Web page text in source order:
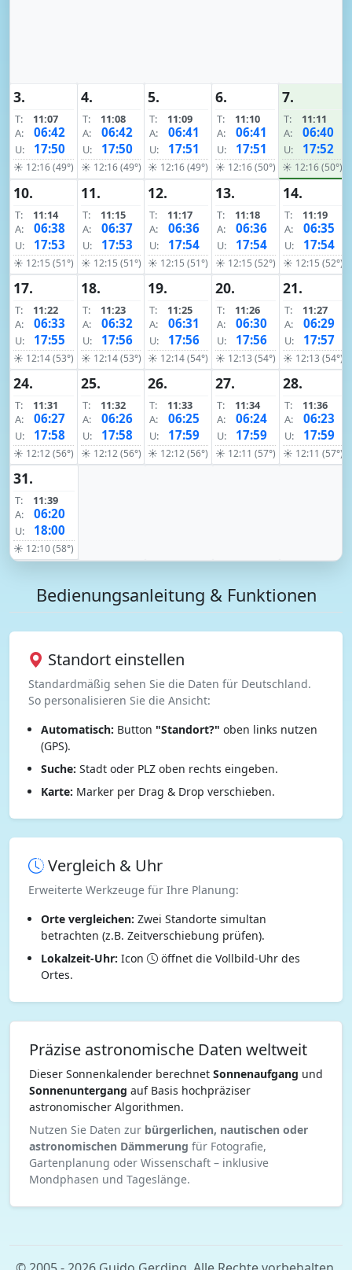
3.
T:
11:07
A:
06:42
U: 17:50
☀ 12:16 (49°)
4.
T:
11:08
A:
06:42
U: 17:50
☀ 12:16 (49°)
5.
T:
11:09
A:
06:41
U: 17:51
☀ 12:16 (49°)
6.
T:
11:10
A:
06:41
U: 17:51
☀ 12:16 (50°)
7.
T:
11:11
A:
06:40
U: 17:52
☀ 12:16 (50°)
10.
T:
11:14
A:
06:38
U: 17:53
☀ 12:15 (51°)
11.
T:
11:15
A:
06:37
U: 17:53
☀ 12:15 (51°)
12.
T:
11:17
A:
06:36
U: 17:54
☀ 12:15 (51°)
13.
T:
11:18
A:
06:36
U: 17:54
☀ 12:15 (52°)
14.
T:
11:19
A:
06:35
U: 17:54
☀ 12:15 (52°)
17.
T:
11:22
A:
06:33
U: 17:55
☀ 12:14 (53°)
18.
T:
11:23
A:
06:32
U: 17:56
☀ 12:14 (53°)
19.
T:
11:25
A:
06:31
U: 17:56
☀ 12:14 (54°)
20.
T:
11:26
A:
06:30
U: 17:56
☀ 12:13 (54°)
21.
T:
11:27
A:
06:29
U: 17:57
☀ 12:13 (54°)
24.
T:
11:31
A:
06:27
U: 17:58
☀ 12:12 (56°)
25.
T:
11:32
A:
06:26
U: 17:58
☀ 12:12 (56°)
26.
T:
11:33
A:
06:25
U: 17:59
☀ 12:12 (56°)
27.
T:
11:34
A:
06:24
U: 17:59
☀ 12:11 (57°)
28.
T:
11:36
A:
06:23
U: 17:59
☀ 12:11 (57°)
31.
T:
11:39
A:
06:20
U: 18:00
☀ 12:10 (58°)
Bedienungsanleitung & Funktionen
Standort einstellen
Standardmäßig sehen Sie die Daten für Deutschland.
So personalisieren Sie die Ansicht:
Automatisch: Button "Standort?" oben links nutzen
(GPS).
Suche: Stadt oder PLZ oben rechts eingeben.
Karte: Marker per Drag & Drop verschieben.
Vergleich & Uhr
Erweiterte Werkzeuge für Ihre Planung:
Orte vergleichen: Zwei Standorte simultan
betrachten (z.B. Zeitverschiebung prüfen).
Lokalzeit-Uhr: Icon
öffnet die Vollbild-Uhr des
Ortes.
Präzise astronomische Daten weltweit
Dieser Sonnenkalender berechnet Sonnenaufgang und
Sonnenuntergang auf Basis hochpräziser
astronomischer Algorithmen.
Nutzen Sie Daten zur bürgerlichen, nautischen oder
astronomischen Dämmerung für Fotografie,
Gartenplanung oder Wissenschaft – inklusive
Mondphasen und Tageslänge.